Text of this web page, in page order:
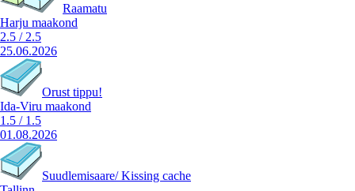
Raamatu
Harju maakond
2.5 / 2.5
25.06.2026
Orust tippu!
Ida-Viru maakond
1.5 / 1.5
01.08.2026
Suudlemisaare/ Kissing cache